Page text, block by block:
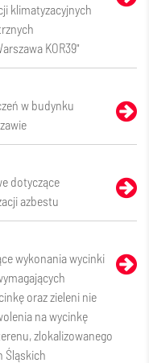
klimatyzacyjnych
KOR39"
w budynku
dotyczące
azbestu
wykonania wycinki
oraz zieleni nie
na wycinkę
zlokalizowanego
Śląskich